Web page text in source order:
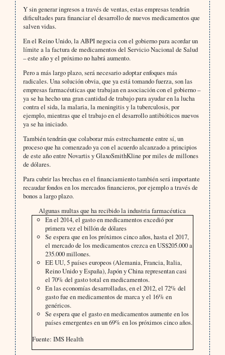
Y sin generar ingresos a través de ventas, estas empresas tendrán
dificultades para financiar el desarrollo de nuevos medicamentos que
salven vidas.
En el Reino Unido, la ABPI negocia con el gobierno para acordar un
límite a la factura de medicamentos del Servicio Nacional de Salud
– este año y el próximo no habrá aumento.
Pero a más largo plazo, será necesario adoptar enfoques más
radicales. Una solución obvia, que ya está tomando fuerza, son las
empresas farmacéuticas que trabajan en asociación con el gobierno –
ya se ha hecho una gran cantidad de trabajo para ayudar en la lucha
contra el sida, la malaria, la meningitis y la tuberculosis, por
ejemplo, mientras que el trabajo en el desarrollo antibióticos nuevos
ya se ha iniciado.
También tendrán que colaborar más estrechamente entre sí, un
proceso que ha comenzado ya con el acuerdo alcanzado a principios
de este año entre Novartis y GlaxoSmithKline por miles de millones
de dólares.
Para cubrir las brechas en el financiamiento también será importante
recaudar fondos en los mercados financieros, por ejemplo a través de
bonos a largo plazo.
Algunas multas que ha recibido la industria farmacéutica
En el 2014, el gasto en medicamentos excedió por
primera vez el billón de dólares
Se espera que en los próximos cinco años, hasta el 2017,
el mercado de los medicamentos crezca en US$205.000 a
235.000 millones.
EE UU, 5 países europeos (Alemania, Francia, Italia,
Reino Unido y España), Japón y China representan casi
el 70% del gasto total en medicamentos.
En las economías desarrolladas, en el 2012, el 72% del
gasto fue en medicamentos de marca y el 16% en
genéricos.
Se espera que el gasto en medicamentos aumente en los
países emergentes en un 69% en los próximos cinco años.
Fuente: IMS Health